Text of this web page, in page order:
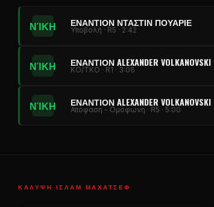
ΝΊΚΗ ΕΝΑΝΤΊΟΝ ΝΤΆΣΤΙΝ ΠΟΥΑΡΙΈ
Υποβολή · R5 · 2:42
ΝΊΚΗ ΕΝΑΝΤΊΟΝ ALEXANDER VOLKANOVSKI
KO/TKO · R1 · 3:06
ΝΊΚΗ ΕΝΑΝΤΊΟΝ ALEXANDER VOLKANOVSKI
Απόφαση - Ομόφωνη · R5 · 5:00
ΚΆΛΥΨΗ ΙΣΛΆΜ ΜΑΧΆΤΣΕΦ